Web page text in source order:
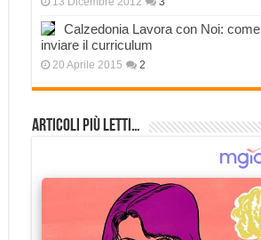
Calzedonia Lavora con Noi: come
inviare il curriculum
20 Aprile 2015 2
Articoli più Letti…